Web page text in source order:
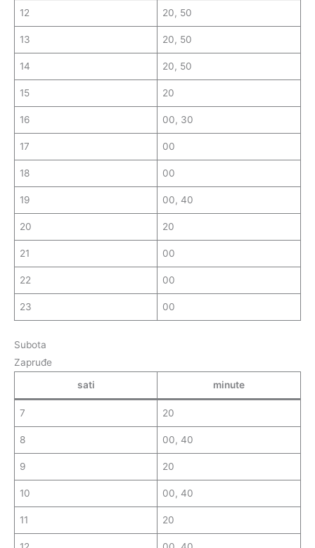
12 20, 50
13 20, 50
14 20, 50
15 20
16 00, 30
17 00
18 00
19 00, 40
20 20
21 00
22 00
23 00
Subota
Zapruđe
sati
minute
7 20
8 00, 40
9 20
10 00, 40
11 20